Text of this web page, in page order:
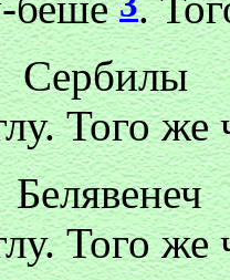
Того же
Того же